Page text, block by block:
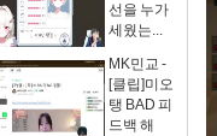
선을 누가
세웠는...
MK민교 -
[클립]미오
탱 BAD 피
드백 해